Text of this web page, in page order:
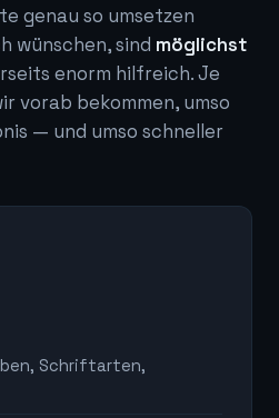
genau so umsetzen
wünschen, sind möglichst
enorm hilfreich. Je
vorab bekommen, umso
— und umso schneller
Schriftarten,